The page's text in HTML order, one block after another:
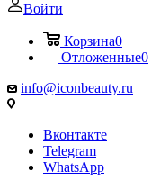
Войти
Корзина0
Отложенные0
info@iconbeauty.ru
Вконтакте
Telegram
WhatsApp